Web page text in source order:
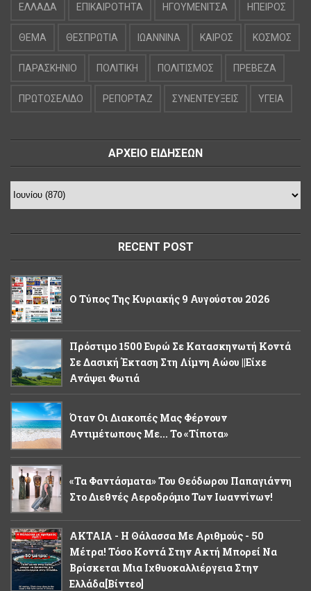
ΕΛΛΑΔΑ ΕΠΙΚΑΙΡΟΤΗΤΑ ΗΓΟΥΜΕΝΙΤΣΑ ΗΠΕΙΡΟΣ
ΘΕΜΑ ΘΕΣΠΡΩΤΙΑ ΙΩΑΝΝΙΝΑ ΚΑΙΡΟΣ ΚΟΣΜΟΣ
ΠΑΡΑΣΚΗΝΙΟ ΠΟΛΙΤΙΚΗ ΠΟΛΙΤΙΣΜΟΣ ΠΡΕΒΕΖΑ
ΠΡΩΤΟΣΕΛΙΔΟ ΡΕΠΟΡΤΑΖ ΣΥΝΕΝΤΕΥΞΕΙΣ ΥΓΕΙΑ
ΑΡΧΕΙΟ ΕΙΔΗΣΕΩΝ
RECENT POST
Ο Τύπος Της Κυριακής 9 Αυγούστου 2026
Πρόστιμο 1500 Ευρώ Σε Κατασκηνωτή Κοντά
Σε Δασική Έκταση Στη Λίμνη Αώου ||Είχε
Ανάψει Φωτιά
Όταν Οι Διακοπές Μας Φέρνουν
Αντιμέτωπους Με... Το «τίποτα»
«Τα Φαντάσματα» Του Θεόδωρου Παπαγιάννη
Στο Διεθνές Αεροδρόμιο Των Ιωαννίνων!
ΑΚΤΑΙΑ - Η Θάλασσα Με Αριθμούς - 50
Μέτρα! Τόσο Κοντά Στην Ακτή Μπορεί Να
Βρίσκεται Μια Ιχθυοκαλλιέργεια Στην
Ελλάδα[βίντεο]